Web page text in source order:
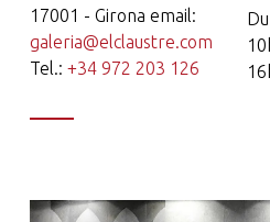
17001 - Girona email:
galeria@elclaustre.com
Tel.: +34 972 203 126